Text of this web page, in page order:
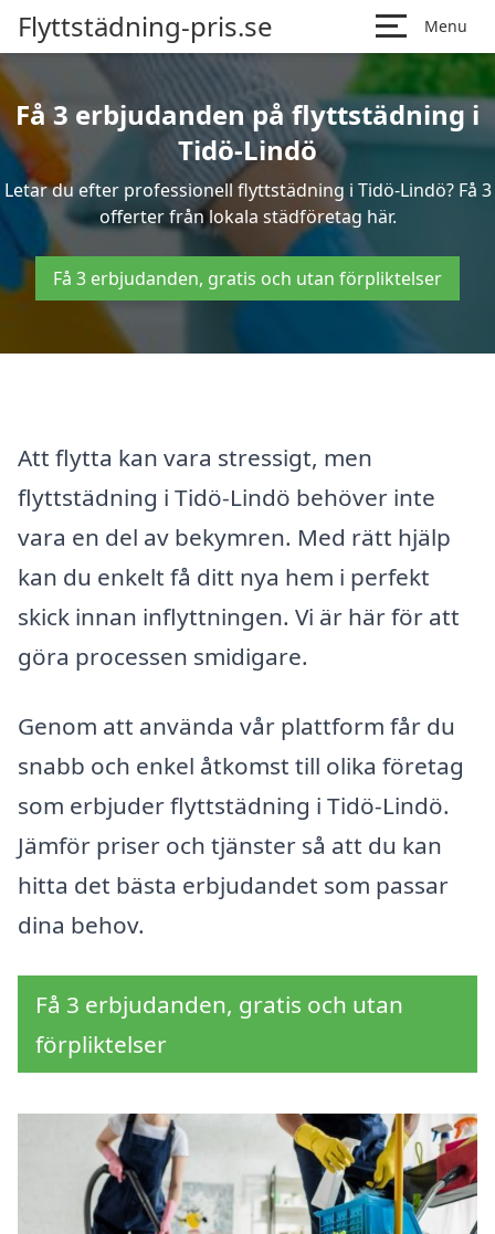
Flyttstädning-pris.se Menu
Få 3 erbjudanden på flyttstädning i
Tidö-Lindö
Letar du efter professionell flyttstädning i Tidö-Lindö? Få 3
offerter från lokala städföretag här.
Få 3 erbjudanden, gratis och utan förpliktelser
Att flytta kan vara stressigt, men
flyttstädning i Tidö-Lindö behöver inte
vara en del av bekymren. Med rätt hjälp
kan du enkelt få ditt nya hem i perfekt
skick innan inflyttningen. Vi är här för att
göra processen smidigare.
Genom att använda vår plattform får du
snabb och enkel åtkomst till olika företag
som erbjuder flyttstädning i Tidö-Lindö.
Jämför priser och tjänster så att du kan
hitta det bästa erbjudandet som passar
dina behov.
Få 3 erbjudanden, gratis och utan
förpliktelser